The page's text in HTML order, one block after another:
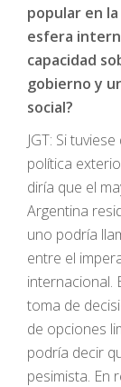
popular en
esfera
capacidad
gobierno y
social?
JGT: Si
política
diría que el
Argentina
uno podría
entre el
internacional.
toma de
de opciones
podría decir
pesimista. En